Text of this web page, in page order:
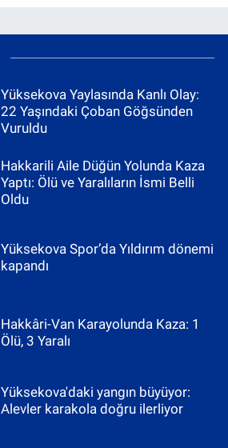
Yüksekova Yaylasında Kanlı Olay:
22 Yaşındaki Çoban Göğsünden
Vuruldu
Hakkarili Aile Düğün Yolunda Kaza
Yaptı: Ölü ve Yaralıların İsmi Belli
Oldu
Yüksekova Spor’da Yıldırım dönemi
kapandı
Hakkâri-Van Karayolunda Kaza: 1
Ölü, 3 Yaralı
Yüksekova'daki yangın büyüyor:
Alevler karakola doğru ilerliyor